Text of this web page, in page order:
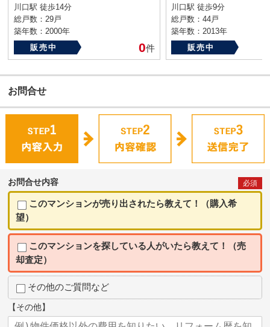
川口駅 徒歩14分
総戸数：29戸
築年数：2000年
販売中
0件
川口駅 徒歩9分
総戸数：44戸
築年数：2013年
販売中
お問合せ
お問合せ内容 必須
このマンションが売り出されたら教えて！（購入希
望）
このマンションを探している人がいたら教えて！（売
却査定）
その他のご質問など
【その他】